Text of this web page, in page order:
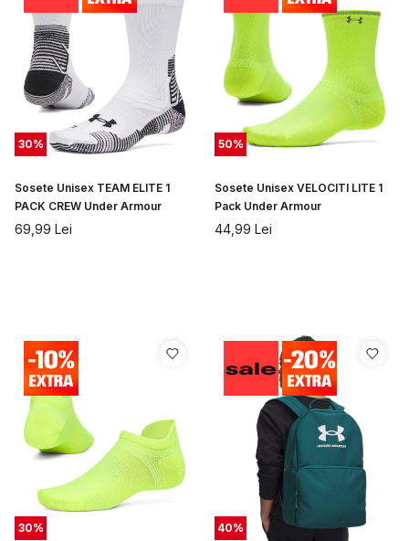
30%
Sosete Unisex TEAM ELITE 1
PACK CREW Under Armour
69,99 Lei
50%
Sosete Unisex VELOCITI LITE 1
Pack Under Armour
44,99 Lei
30% 40%